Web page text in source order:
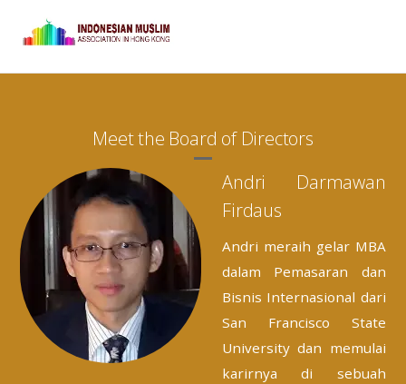
Meet the Board of Directors
Andri Darmawan
Firdaus
Andri meraih gelar MBA
dalam Pemasaran dan
Bisnis Internasional dari
San Francisco State
University dan memulai
karirnya di sebuah